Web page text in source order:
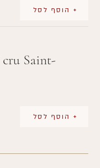
+ הוסף לסל
cru Saint-
+ הוסף לסל